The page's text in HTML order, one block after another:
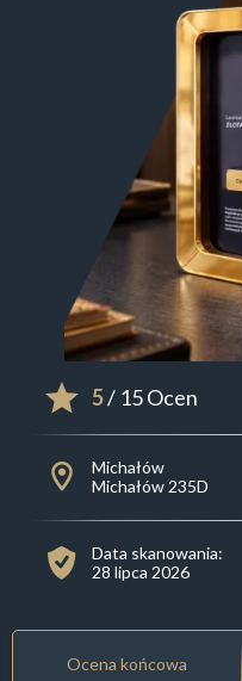
5/ 15 Ocen
Michałów
Michałów 235D
Data skanowania:
28 lipca 2026
Ocena końcowa